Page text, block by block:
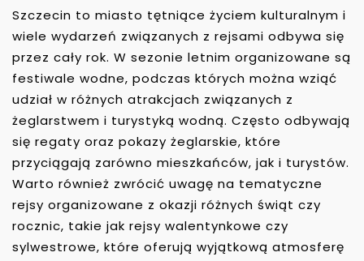
Szczecin to miasto tętniące życiem kulturalnym i
wiele wydarzeń związanych z rejsami odbywa się
przez cały rok. W sezonie letnim organizowane są
festiwale wodne, podczas których można wziąć
udział w różnych atrakcjach związanych z
żeglarstwem i turystyką wodną. Często odbywają
się regaty oraz pokazy żeglarskie, które
przyciągają zarówno mieszkańców, jak i turystów.
Warto również zwrócić uwagę na tematyczne
rejsy organizowane z okazji różnych świąt czy
rocznic, takie jak rejsy walentynkowe czy
sylwestrowe, które oferują wyjątkową atmosferę